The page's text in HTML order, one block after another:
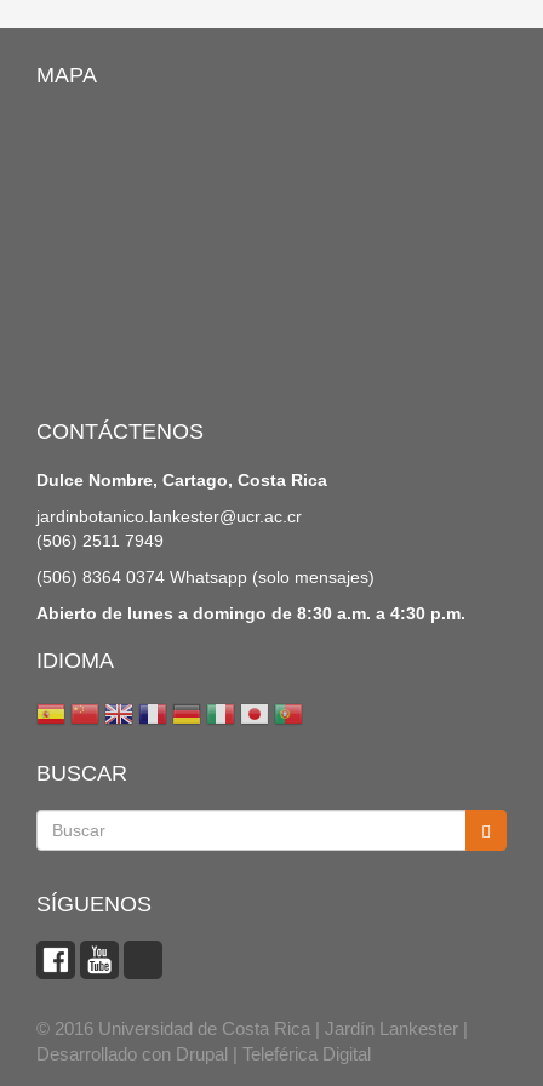
MAPA
CONTÁCTENOS
Dulce Nombre, Cartago, Costa Rica
jardinbotanico.lankester@ucr.ac.cr
(506) 2511 7949
(506) 8364 0374 Whatsapp (solo mensajes)
Abierto de lunes a domingo de 8:30 a.m. a 4:30 p.m.
IDIOMA
BUSCAR
SÍGUENOS
© 2016 Universidad de Costa Rica | Jardín Lankester |
Desarrollado con Drupal | Teleférica Digital